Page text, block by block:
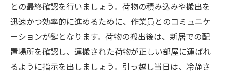
との最終確認を行いましょう。荷物の積み込みや搬出を
迅速かつ効率的に進めるために、作業員とのコミュニケ
ーションが鍵となります。荷物の搬出後は、新居での配
置場所を確認し、運搬された荷物が正しい部屋に運ばれ
るように指示を出しましょう。引っ越し当日は、冷静さ